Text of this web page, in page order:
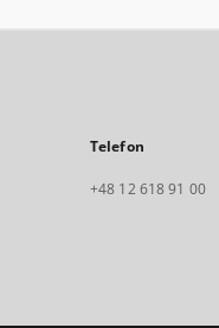
Telefon
+48 12 618 91 00